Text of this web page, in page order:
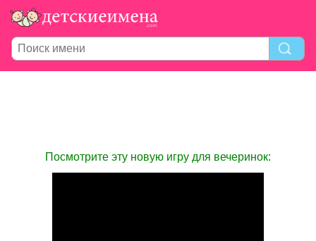
Посмотрите эту новую игру для вечеринок: